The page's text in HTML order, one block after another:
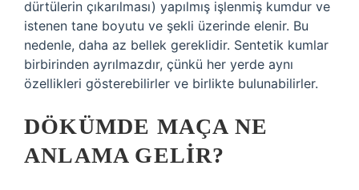
dürtülerin çıkarılması) yapılmış işlenmiş kumdur ve
istenen tane boyutu ve şekli üzerinde elenir. Bu
nedenle, daha az bellek gereklidir. Sentetik kumlar
birbirinden ayrılmazdır, çünkü her yerde aynı
özellikleri gösterebilirler ve birlikte bulunabilirler.
DÖKÜMDE MAÇA NE
ANLAMA GELIR?